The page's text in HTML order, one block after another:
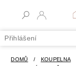
Přihlášení
DOMŮ / KOUPELNA